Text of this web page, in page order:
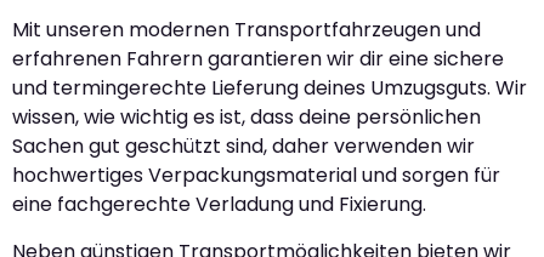
Mit unseren modernen Transportfahrzeugen und
erfahrenen Fahrern garantieren wir dir eine sichere
und termingerechte Lieferung deines Umzugsguts. Wir
wissen, wie wichtig es ist, dass deine persönlichen
Sachen gut geschützt sind, daher verwenden wir
hochwertiges Verpackungsmaterial und sorgen für
eine fachgerechte Verladung und Fixierung.
Neben günstigen Transportmöglichkeiten bieten wir